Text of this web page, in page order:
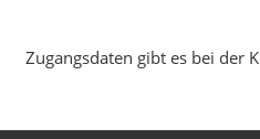
Zugangsdaten gibt es bei der